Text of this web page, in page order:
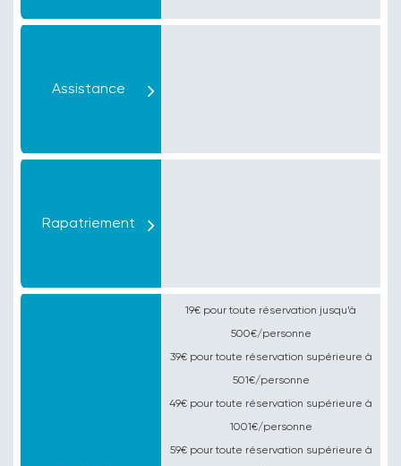
Assistance
Rapatriement
19€ pour toute réservation jusqu’à
500€/personne
39€ pour toute réservation supérieure à
501€/personne
49€ pour toute réservation supérieure à
1001€/personne
59€ pour toute réservation supérieure à